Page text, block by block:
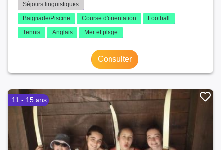
Séjours linguistiques
Baignade/Piscine
Course d'orientation
Football
Tennis
Anglais Mer et plage
Consulter
11 - 15 ans